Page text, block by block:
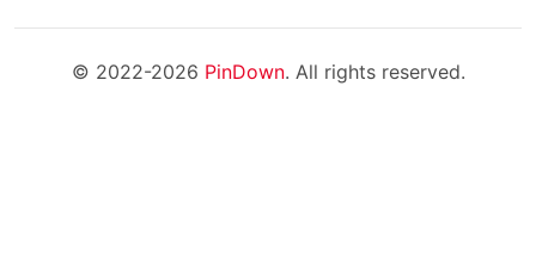
© 2022-2026 PinDown. All rights reserved.